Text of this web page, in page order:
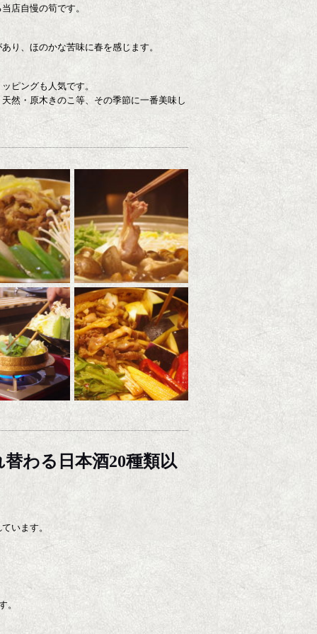
店自慢の筍です。
り、ほのかな苦味に春を感じます。
ピングも人気です。
然・原木きのこ等、その季節に一番美味し
わる日本酒20種類以
います。
。